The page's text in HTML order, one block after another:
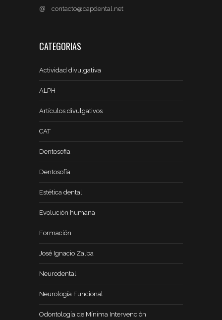
@ contacto@capdental.net
CATEGORIAS
Actividad divulgativa
ALPH
Artículos divulgativos
CAT
Dentosofia
Dentosofía
Estética dental
Evolución humana
Formación
José Ignacio Zalba
Neurodental
Neurología Funcional
Odontología de Mínima Intervención